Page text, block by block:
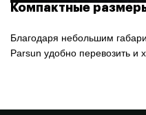
Компактные
Благодаря небольшим
Parsun удобно перевозить и